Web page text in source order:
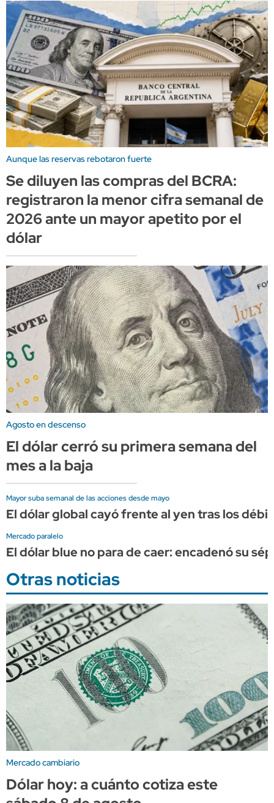
Aunque las reservas rebotaron fuerte
Se diluyen las compras del BCRA:
registraron la menor cifra semanal de
2026 ante un mayor apetito por el
dólar
Agosto en descenso
El dólar cerró su primera semana del
mes a la baja
Mayor suba semanal de las acciones desde mayo
El dólar global cayó frente al yen tras los
Mercado paralelo
El dólar blue no para de caer: encadenó su
Otras noticias
Mercado cambiario
Dólar hoy: a cuánto cotiza este